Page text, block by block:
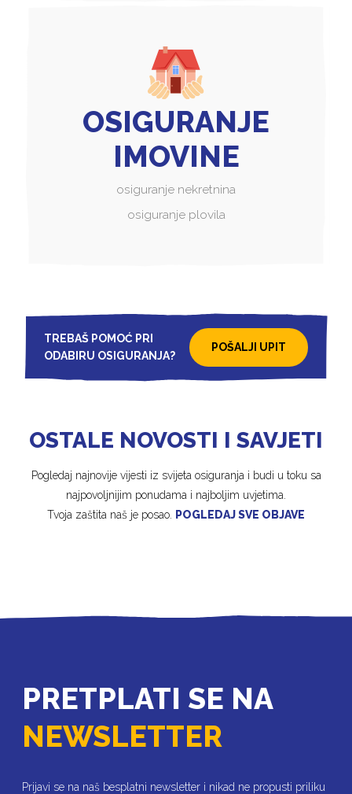
OSIGURANJE
IMOVINE
osiguranje nekretnina
osiguranje plovila
TREBAŠ POMOĆ PRI
ODABIRU OSIGURANJA?
POŠALJI UPIT
OSTALE NOVOSTI I SAVJETI
Pogledaj najnovije vijesti iz svijeta osiguranja i budi u toku sa
najpovoljnijim ponudama i najboljim uvjetima.
Tvoja zaštita naš je posao.
POGLEDAJ SVE OBJAVE
PRETPLATI SE NA
NEWSLETTER
Prijavi se na naš besplatni newsletter i nikad ne propusti priliku